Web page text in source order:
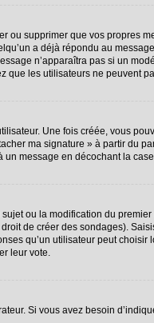
ou supprimer que vos
a déjà répondu au
n’apparaîtra pas si un
que les utilisateurs ne peuvent
Une fois créée, vous
ma signature » à partir du
un message en décochant la
ou la modification du
de créer des sondages).
qu’un utilisateur peut
leur vote.
Si vous avez besoin